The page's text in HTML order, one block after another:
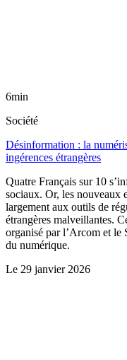
6min
Société
Désinformation : la
ingérences étrangères
Quatre Français sur 10
sociaux. Or, les nouveaux
largement aux outils de
étrangères malveillantes.
organisé par l’Arcom et le
du numérique.
Le 29 janvier 2026